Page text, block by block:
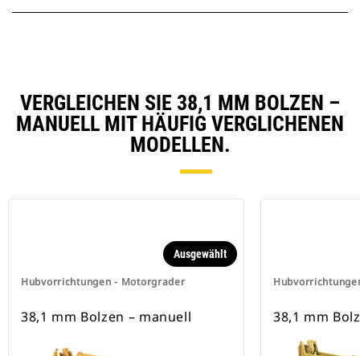
VERGLEICHEN SIE 38,1 MM BOLZEN –
MANUELL MIT HÄUFIG VERGLICHENEN
MODELLEN.
Hubvorrichtungen - Motorgrader
Ausgewählt
38,1 mm Bolzen – manuell 38,1 mm